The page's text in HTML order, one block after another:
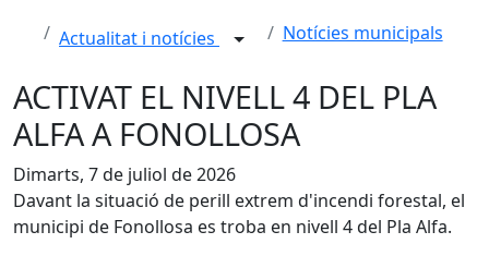
Actualitat i notícies Notícies municipals
ACTIVAT EL NIVELL 4 DEL PLA
ALFA A FONOLLOSA
Dimarts, 7 de juliol de 2026
Davant la situació de perill extrem d'incendi forestal, el
municipi de Fonollosa es troba en nivell 4 del Pla Alfa.